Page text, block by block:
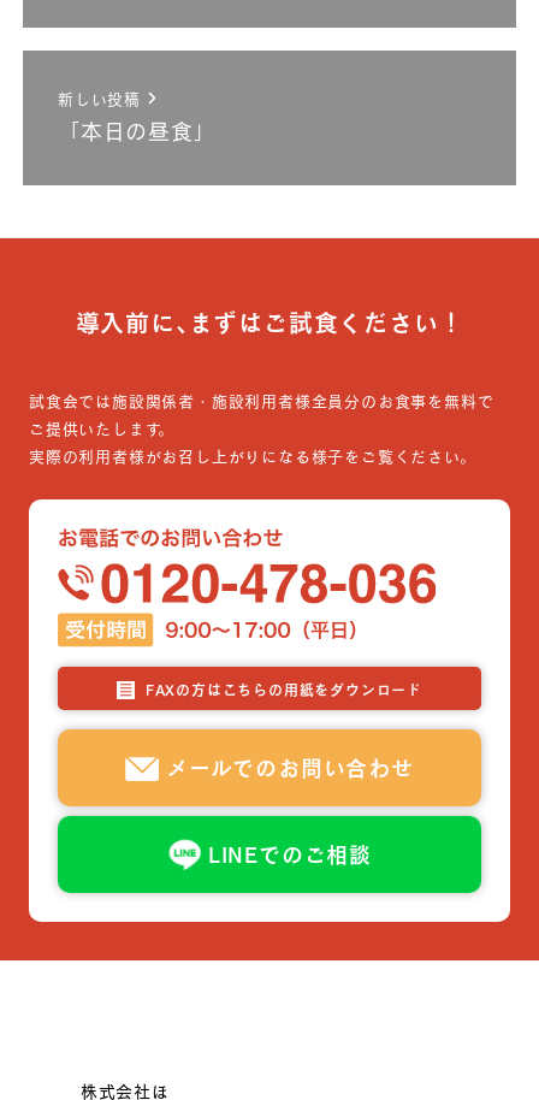
新しい投稿
「本日の昼食」
導入前に､まずはご試食ください！
試食会では施設関係者・施設利用者様全員分のお食事を無料で
ご提供いたします。
実際の利用者様がお召し上がりになる様子をご覧ください。
FAXの方はこちらの用紙をダウンロード
メールでのお問い合わせ
LINEでのご相談
株式会社ほ